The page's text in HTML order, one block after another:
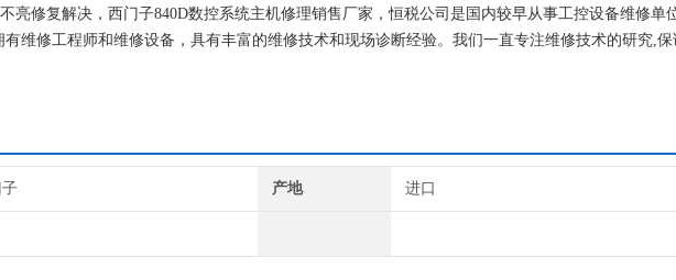
亮修复解决，西门子840D数控系统主机修理销售厂家，恒税公司是国内较早从事工控设备维修单
维修工程师和维修设备，具有丰富的维修技术和现场诊断经验。我们一直专注维修技术的研究,保
子 产地 进口